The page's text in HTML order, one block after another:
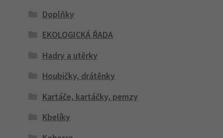
Doplňky
EKOLOGICKÁ ŘADA
Hadry a utěrky
Houbičky, drátěnky
Kartáče, kartáčky, pemzy
Kbelíky